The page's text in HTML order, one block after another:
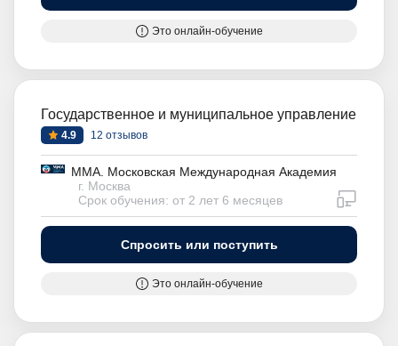
Это онлайн-обучение
Государственное и муниципальное управление
4.9 12 отзывов
ММА. Московская Международная Академия
г. Москва
Срок обучения: от 2 лет 6 месяцев
Спросить или поступить
Это онлайн-обучение